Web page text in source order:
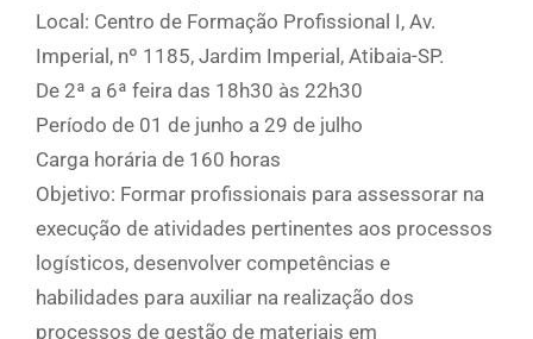
Local: Centro de Formação Profissional I, Av.
Imperial, nº 1185, Jardim Imperial, Atibaia-SP.
De 2ª a 6ª feira das 18h30 às 22h30
Período de 01 de junho a 29 de julho
Carga horária de 160 horas
Objetivo: Formar profissionais para assessorar na
execução de atividades pertinentes aos processos
logísticos, desenvolver competências e
habilidades para auxiliar na realização dos
processos de gestão de materiais em